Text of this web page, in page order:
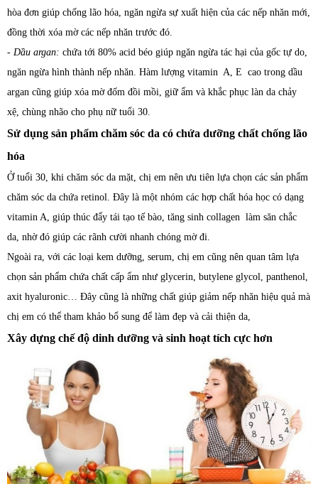
hòa đơn giúp chống lão hóa, ngăn ngừa sự xuất hiện của các nếp nhăn mới,
đồng thời xóa mờ các nếp nhăn trước đó.
- Dầu argan: chứa tới 80% acid béo giúp ngăn ngừa tác hại của gốc tự do,
ngăn ngừa hình thành nếp nhăn. Hàm lượng vitamin A, E cao trong dầu
argan cũng giúp xóa mờ đốm đồi mồi, giữ ẩm và khắc phục làn da chảy
xệ, chùng nhão cho phụ nữ tuổi 30.
Sử dụng sản phẩm chăm sóc da có chứa dưỡng chất chống lão
hóa
Ở tuổi 30, khi chăm sóc da mặt, chị em nên ưu tiên lựa chọn các sản phẩm
chăm sóc da chứa retinol. Đây là một nhóm các hợp chất hóa học có dạng
vitamin A, giúp thúc đẩy tái tạo tế bào, tăng sinh collagen làm săn chắc
da, nhờ đó giúp các rãnh cười nhanh chóng mờ đi.
Ngoài ra, với các loại kem dưỡng, serum, chị em cũng nên quan tâm lựa
chọn sản phẩm chứa chất cấp ẩm như glycerin, butylene glycol, panthenol,
axit hyaluronic… Đây cũng là những chất giúp giảm nếp nhăn hiệu quả mà
chị em có thể tham khảo bổ sung để làm đẹp và cải thiện da,
Xây dựng chế độ dinh dưỡng và sinh hoạt tích cực hơn